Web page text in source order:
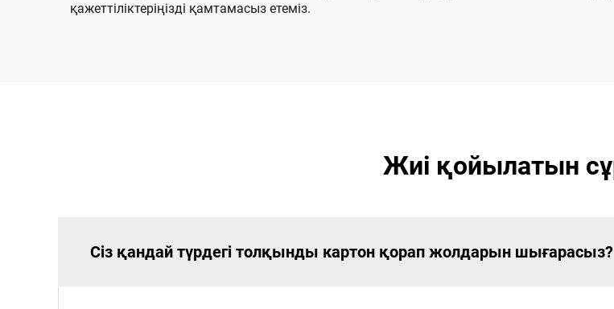
қажеттіліктеріңізді қамтамасыз етеміз.
Жиі қойылатын
Сіз қандай түрдегі толқынды картон қорап жолдарын шығарасыз?